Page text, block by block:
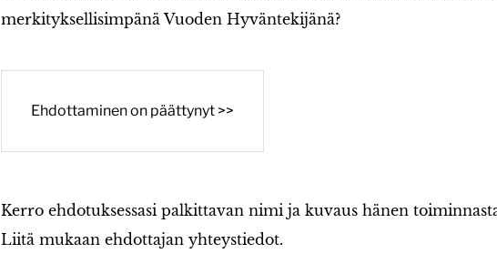
merkityksellisimpänä Vuoden Hyväntekijänä?
Ehdottaminen on päättynyt >>
Kerro ehdotuksessasi palkittavan nimi ja kuvaus hänen
Liitä mukaan ehdottajan yhteystiedot.